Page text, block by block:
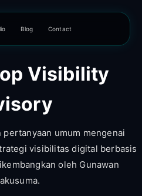
Blog Contact
Visibility
pertanyaan umum mengenai
visibilitas digital berbasis
oleh Gunawan